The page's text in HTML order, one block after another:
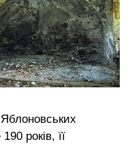
Яблоновських
років, її